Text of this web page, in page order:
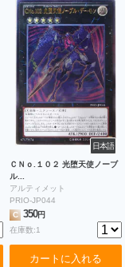
日本語
ＣＮｏ.１０２ 光堕天使ノーブ
ル...
アルティメット
PRIO-JP044
C 350円
在庫数:1
カートに入れる